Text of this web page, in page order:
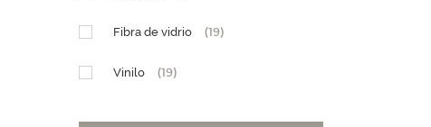
Fibra de vidrio (19)
Vinilo (19)